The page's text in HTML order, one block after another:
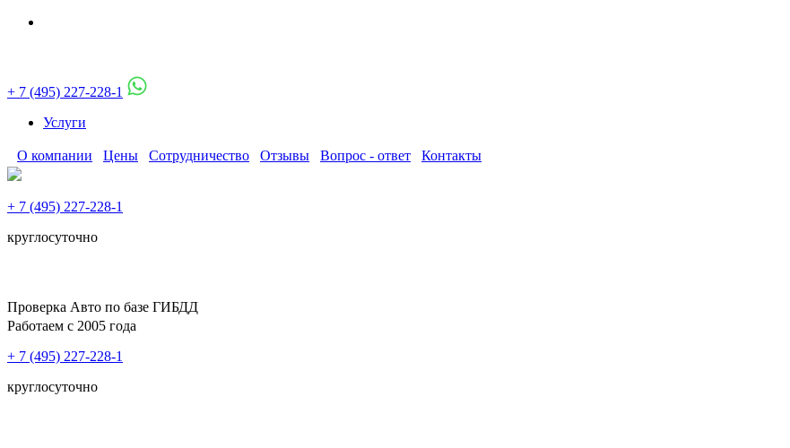
+ 7 (495) 227-228-1
Услуги
О компании Цены Сотрудничество Отзывы Вопрос - ответ Контакты
+ 7 (495) 227-228-1
круглосуточно
Проверка Авто по базе ГИБДД
Работаем с 2005 года
+ 7 (495) 227-228-1
круглосуточно